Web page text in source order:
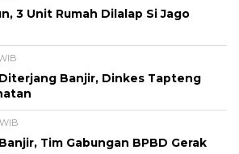
3 Unit Rumah Dilalap Si Jago
Banjir, Dinkes Tapteng
Tim Gabungan BPBD Gerak